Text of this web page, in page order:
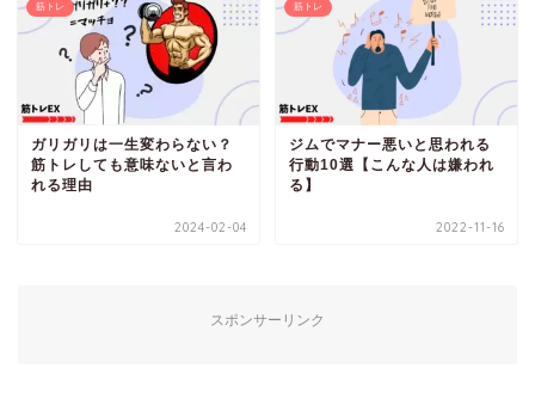
筋トレ
ガリガリは一生変わらない？
筋トレしても意味ないと言わ
れる理由
2024-02-04
筋トレ
ジムでマナー悪いと思われる
行動10選【こんな人は嫌われ
る】
2022-11-16
スポンサーリンク